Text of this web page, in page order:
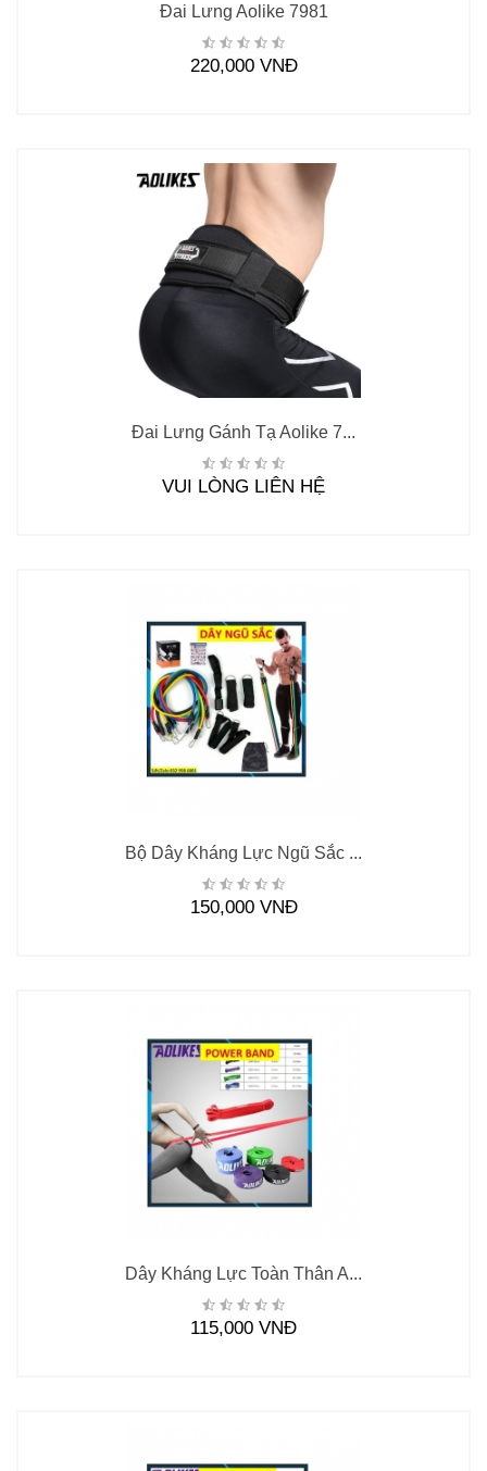
Đai Lưng Aolike 7981
220,000 VNĐ
Đai Lưng Gánh Tạ Aolike 7...
VUI LÒNG LIÊN HỆ
Bộ Dây Kháng Lực Ngũ Sắc ...
150,000 VNĐ
Dây Kháng Lực Toàn Thân A...
115,000 VNĐ